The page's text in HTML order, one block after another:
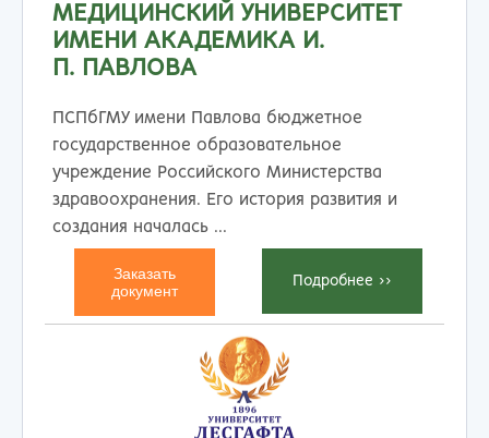
МЕДИЦИНСКИЙ УНИВЕРСИТЕТ
ИМЕНИ АКАДЕМИКА И.
П. ПАВЛОВА
ПСПбГМУ имени Павлова бюджетное
государственное образовательное
учреждение Российского Министерства
здравоохранения. Его история развития и
создания началась ...
Заказать
документ
Подробнеe >>